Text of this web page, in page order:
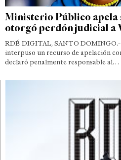
Ministerio Público apela
otorgó perdón judicial a
RDÉ DIGITAL, SANTO
interpuso un recurso de apelación
declaró penalmente responsable al…